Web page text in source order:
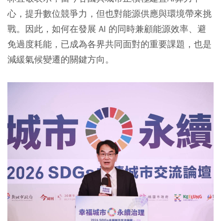
心，提升數位競爭力，但也對能源供應與環境帶來挑
戰。因此，如何在發展 AI 的同時兼顧能源效率、避
免過度耗能，已成為各界共同面對的重要課題，也是
減緩氣候變遷的關鍵方向。